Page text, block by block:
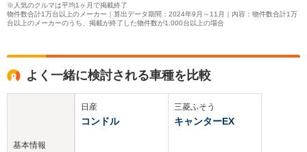
※人気のクルマは平均1ヶ月で掲載終了
物件数合計1万台以上のメーカー｜算出データ期間：2024年9月～11月｜内容：物件数合計1万
台以上のメーカーのうち、掲載が終了した物件数が1,000台以上の場合
よく一緒に検討される車種を比較
基本情報
日産
コンドル
三菱ふそう
キャンターEX